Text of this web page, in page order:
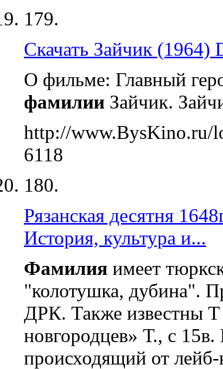
179.
Скачать Зайчик
О фильме: Главный
фамилии Зайчик.
http://www.BysKino.ru/
6118
180.
Рязанская десятня
История, культура и...
Фамилия имеет
"колотушка, дубина".
ДРК. Также известны
новгородцев» Т., с
происходящий от